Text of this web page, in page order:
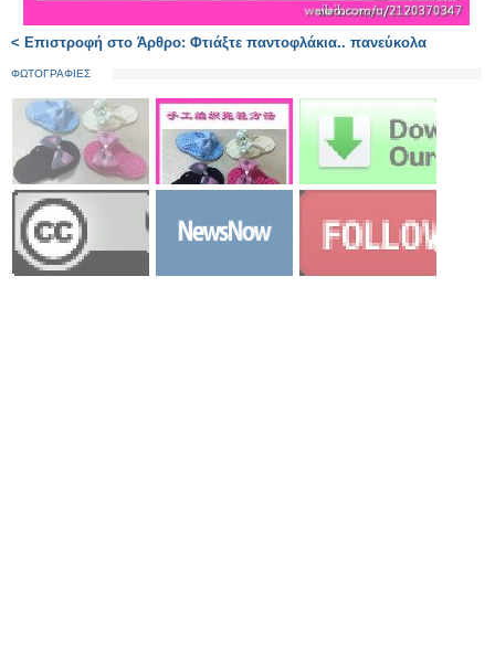
< Επιστροφή στο Άρθρο: Φτιάξτε παντοφλάκια.. πανεύκολα
ΦΩΤΟΓΡΑΦΙΕΣ